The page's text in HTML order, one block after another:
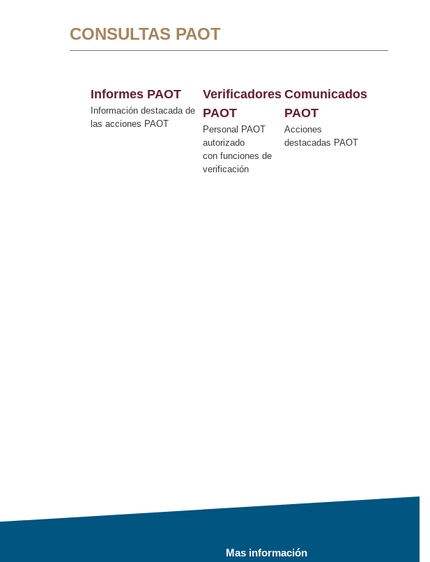
CONSULTAS PAOT
Informes PAOT
Información destacada de
las acciones PAOT
Verificadores
PAOT
Personal PAOT
autorizado
con funciones de
verificación
Comunicados
PAOT
Acciones
destacadas PAOT
Mas información